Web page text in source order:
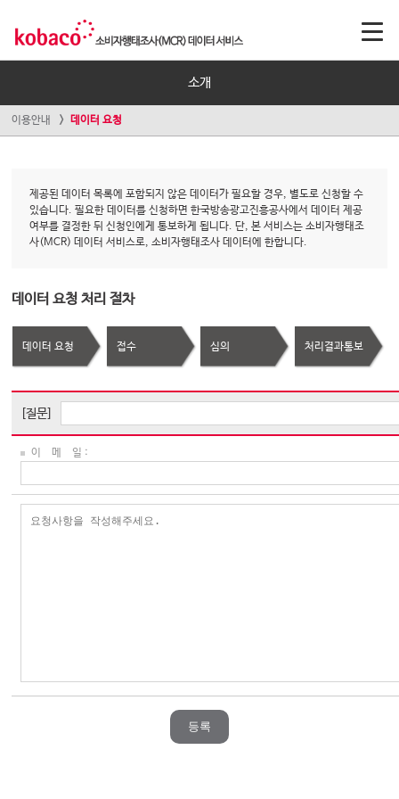
소개
이용안내 데이터 요청
제공된 데이터 목록에 포함되지 않은 데이터가 필요할 경우, 별도로 신청할 수
있습니다. 필요한 데이터를 신청하면 한국방송광고진흥공사에서 데이터 제공
여부를 결정한 뒤 신청인에게 통보하게 됩니다. 단, 본 서비스는 소비자행태조
사(MCR) 데이터 서비스로, 소비자행태조사 데이터에 한합니다.
데이터 요청 처리 절차
데이터 요청 접수 심의 처리결과통보
[질문]
이 메 일 :
등록